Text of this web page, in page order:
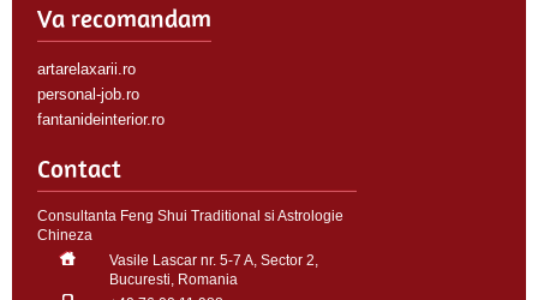
Va recomandam
artarelaxarii.ro
personal-job.ro
fantanideinterior.ro
Contact
Consultanta Feng Shui Traditional si Astrologie
Chineza
Vasile Lascar nr. 5-7 A, Sector 2,
Bucuresti, Romania